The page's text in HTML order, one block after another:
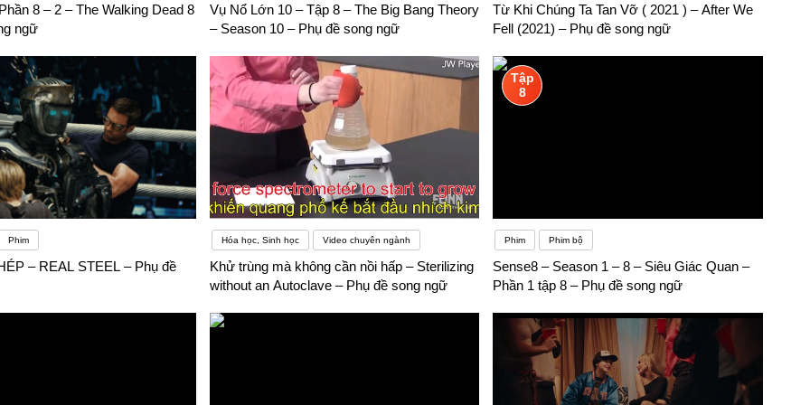
8 – 2 – The Walking Dead 8
ngữ
Vụ Nổ Lớn 10 – Tập 8 – The Big Bang Theory
– Season 10 – Phụ đề song ngữ
Từ Khi Chúng Ta Tan Vỡ ( 2021 ) – After We
Fell (2021) – Phụ đề song ngữ
Phim
– REAL STEEL – Phụ đề
Hóa học, Sinh học Video chuyên ngành
Khử trùng mà không cần nồi hấp – Sterilizing
without an Autoclave – Phụ đề song ngữ
Tập
8
Phim Phim bộ
Sense8 – Season 1 – 8 – Siêu Giác Quan –
Phần 1 tập 8 – Phụ đề song ngữ